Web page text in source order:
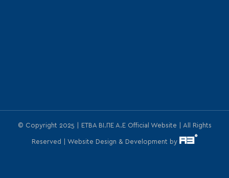
© Copyright 2025 | ΕΤΒΑ ΒΙ.ΠΕ Α.Ε Official Website | All Rights
Reserved | Website Design & Development by